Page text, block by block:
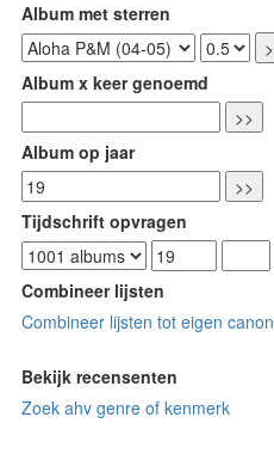
Album met sterren
Album x keer genoemd
Album op jaar
Tijdschrift opvragen
Combineer lijsten
Combineer lijsten tot eigen canon
Bekijk recensenten
Zoek ahv genre of kenmerk